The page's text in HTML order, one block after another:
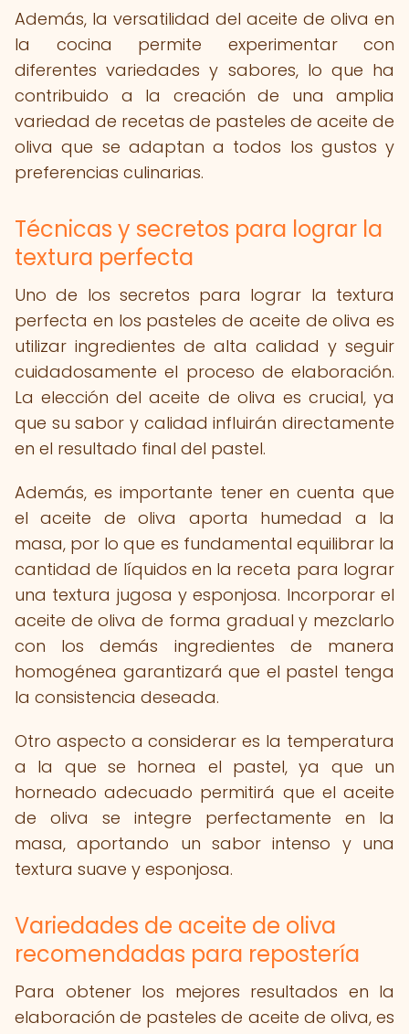
Además, la versatilidad del aceite de oliva en
la cocina permite experimentar con
diferentes variedades y sabores, lo que ha
contribuido a la creación de una amplia
variedad de recetas de pasteles de aceite de
oliva que se adaptan a todos los gustos y
preferencias culinarias.
Técnicas y secretos para lograr la
textura perfecta
Uno de los secretos para lograr la textura
perfecta en los pasteles de aceite de oliva es
utilizar ingredientes de alta calidad y seguir
cuidadosamente el proceso de elaboración.
La elección del aceite de oliva es crucial, ya
que su sabor y calidad influirán directamente
en el resultado final del pastel.
Además, es importante tener en cuenta que
el aceite de oliva aporta humedad a la
masa, por lo que es fundamental equilibrar la
cantidad de líquidos en la receta para lograr
una textura jugosa y esponjosa. Incorporar el
aceite de oliva de forma gradual y mezclarlo
con los demás ingredientes de manera
homogénea garantizará que el pastel tenga
la consistencia deseada.
Otro aspecto a considerar es la temperatura
a la que se hornea el pastel, ya que un
horneado adecuado permitirá que el aceite
de oliva se integre perfectamente en la
masa, aportando un sabor intenso y una
textura suave y esponjosa.
Variedades de aceite de oliva
recomendadas para repostería
Para obtener los mejores resultados en la
elaboración de pasteles de aceite de oliva, es